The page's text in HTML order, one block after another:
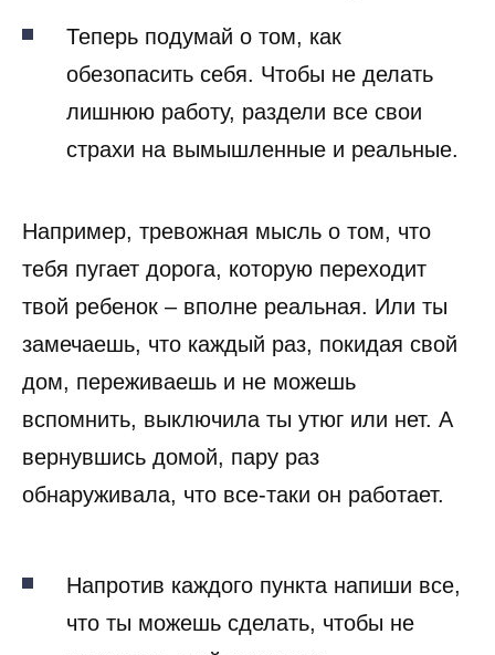
Теперь подумай о том, как
обезопасить себя. Чтобы не делать
лишнюю работу, раздели все свои
страхи на вымышленные и реальные.
Например, тревожная мысль о том, что
тебя пугает дорога, которую переходит
твой ребенок – вполне реальная. Или ты
замечаешь, что каждый раз, покидая свой
дом, переживаешь и не можешь
вспомнить, выключила ты утюг или нет. А
вернувшись домой, пару раз
обнаруживала, что все-таки он работает.
Напротив каждого пункта напиши все,
что ты можешь сделать, чтобы не